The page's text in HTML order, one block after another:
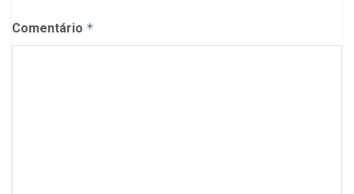
Comentário *